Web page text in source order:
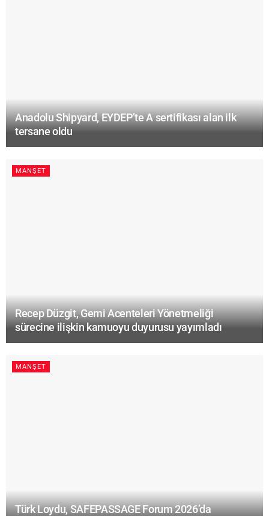
Anadolu Shipyard, EYDEP’te A sertifikası alan ilk
tersane oldu
MANŞET
Recep Düzgit, Gemi Acenteleri Yönetmeliği
sürecine ilişkin kamuoyu duyurusu yayımladı
MANŞET
Türk Loydu, SAFEPASSAGE Forum 2026’da